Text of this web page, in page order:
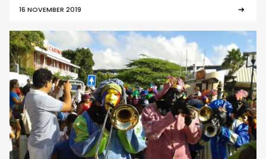
16 NOVEMBER 2019